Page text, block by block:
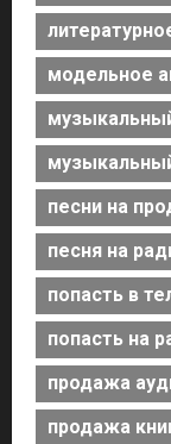
модельное
песни на
песня на
попасть в
попасть на
продажа
продажа